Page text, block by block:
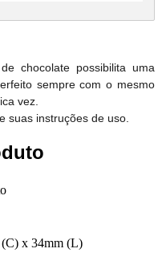
chocolate possibilita uma
sempre com o mesmo
vez.
suas instruções de uso.
(C) x 34mm (L)